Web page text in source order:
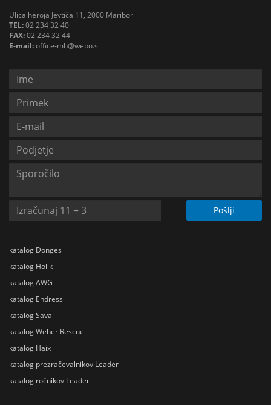
Ulica heroja Jevtiča 11, 2000 Maribor
TEL:02 234 32 40
FAX:02 234 32 44
E-mail:office-mb@webo.si
Pošlji
katalog Dönges
katalog Holik
katalog AWG
katalog Endress
katalog Sava
katalog Weber Rescue
katalog Haix
katalog prezračevalnikov Leader
katalog ročnikov Leader